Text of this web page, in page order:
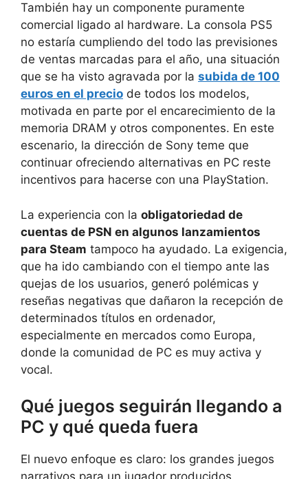
También hay un componente puramente
comercial ligado al hardware. La consola PS5
no estaría cumpliendo del todo las previsiones
de ventas marcadas para el año, una situación
que se ha visto agravada por la subida de 100
euros en el precio de todos los modelos,
motivada en parte por el encarecimiento de la
memoria DRAM y otros componentes. En este
escenario, la dirección de Sony teme que
continuar ofreciendo alternativas en PC reste
incentivos para hacerse con una PlayStation.
La experiencia con la obligatoriedad de
cuentas de PSN en algunos lanzamientos
para Steam tampoco ha ayudado. La exigencia,
que ha ido cambiando con el tiempo ante las
quejas de los usuarios, generó polémicas y
reseñas negativas que dañaron la recepción de
determinados títulos en ordenador,
especialmente en mercados como Europa,
donde la comunidad de PC es muy activa y
vocal.
Qué juegos seguirán llegando a
PC y qué queda fuera
El nuevo enfoque es claro: los grandes juegos